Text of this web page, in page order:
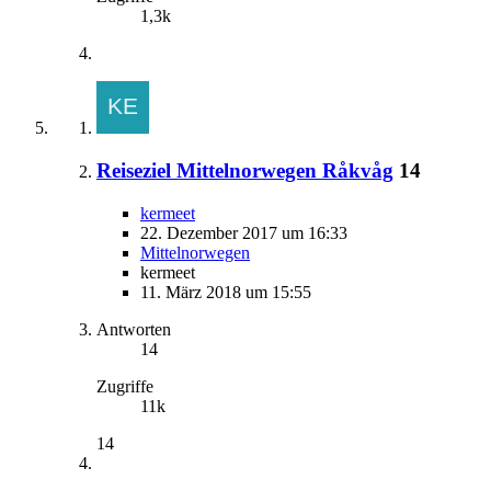
1,3k
Reiseziel Mittelnorwegen Råkvåg 14
kermeet
22. Dezember 2017 um 16:33
Mittelnorwegen
kermeet
11. März 2018 um 15:55
Antworten
14
Zugriffe
11k
14